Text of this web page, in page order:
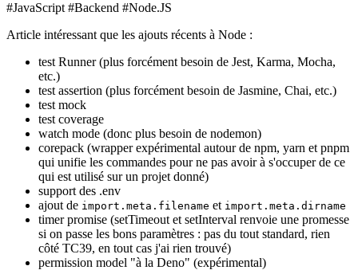
#JavaScript #Backend #Node.JS
Article intéressant que les ajouts récents à Node :
test Runner (plus forcément besoin de Jest, Karma, Mocha,
etc.)
test assertion (plus forcément besoin de Jasmine, Chai, etc.)
test mock
test coverage
watch mode (donc plus besoin de nodemon)
corepack (wrapper expérimental autour de npm, yarn et pnpm
qui unifie les commandes pour ne pas avoir à s'occuper de ce
qui est utilisé sur un projet donné)
support des .env
ajout de import.meta.filename et import.meta.dirname
timer promise (setTimeout et setInterval renvoie une promesse
si on passe les bons paramètres : pas du tout standard, rien
côté TC39, en tout cas j'ai rien trouvé)
permission model "à la Deno" (expérimental)